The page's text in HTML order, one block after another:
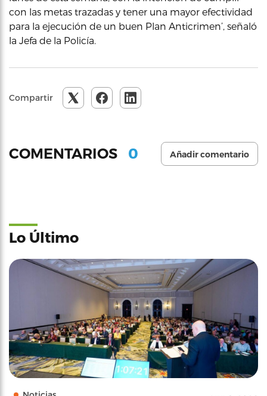
con las metas trazadas y tener una mayor efectividad
para la ejecución de un buen Plan Anticrimen’, señaló
la Jefa de la Policía.
Compartir
COMENTARIOS 0 Añadir comentario
Lo Último